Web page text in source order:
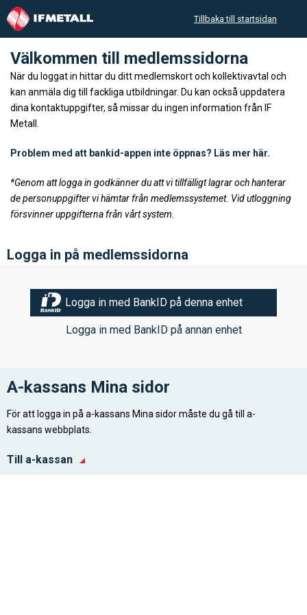
Tillbaka till startsidan
Välkommen till medlemssidorna
När du loggat in hittar du ditt medlemskort och kollektivavtal och
kan anmäla dig till fackliga utbildningar. Du kan också uppdatera
dina kontaktuppgifter, så missar du ingen information från IF
Metall.
Problem med att bankid-appen inte öppnas? Läs mer här.
*Genom att logga in godkänner du att vi tillfälligt lagrar och hanterar
de personuppgifter vi hämtar från medlemssystemet. Vid utloggning
försvinner uppgifterna från vårt system.
Logga in på medlemssidorna
Logga in med BankID på annan enhet
Logga in med BankID på denna enhet
A-kassans Mina sidor
För att logga in på a-kassans Mina sidor måste du gå till a-
kassans webbplats.
Till a-kassan